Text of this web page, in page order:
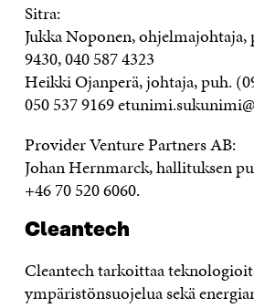
Sitra:
Jukka Noponen, ohjelmajohtaja,
9430, 040 587 4323
Heikki Ojanperä, johtaja, puh.
050 537 9169
Provider Venture Partners AB:
Johan Hernmarck, hallituksen
+46 70 520 6060.
Cleantech
Cleantech tarkoittaa
ympäristönsuojelua sekä